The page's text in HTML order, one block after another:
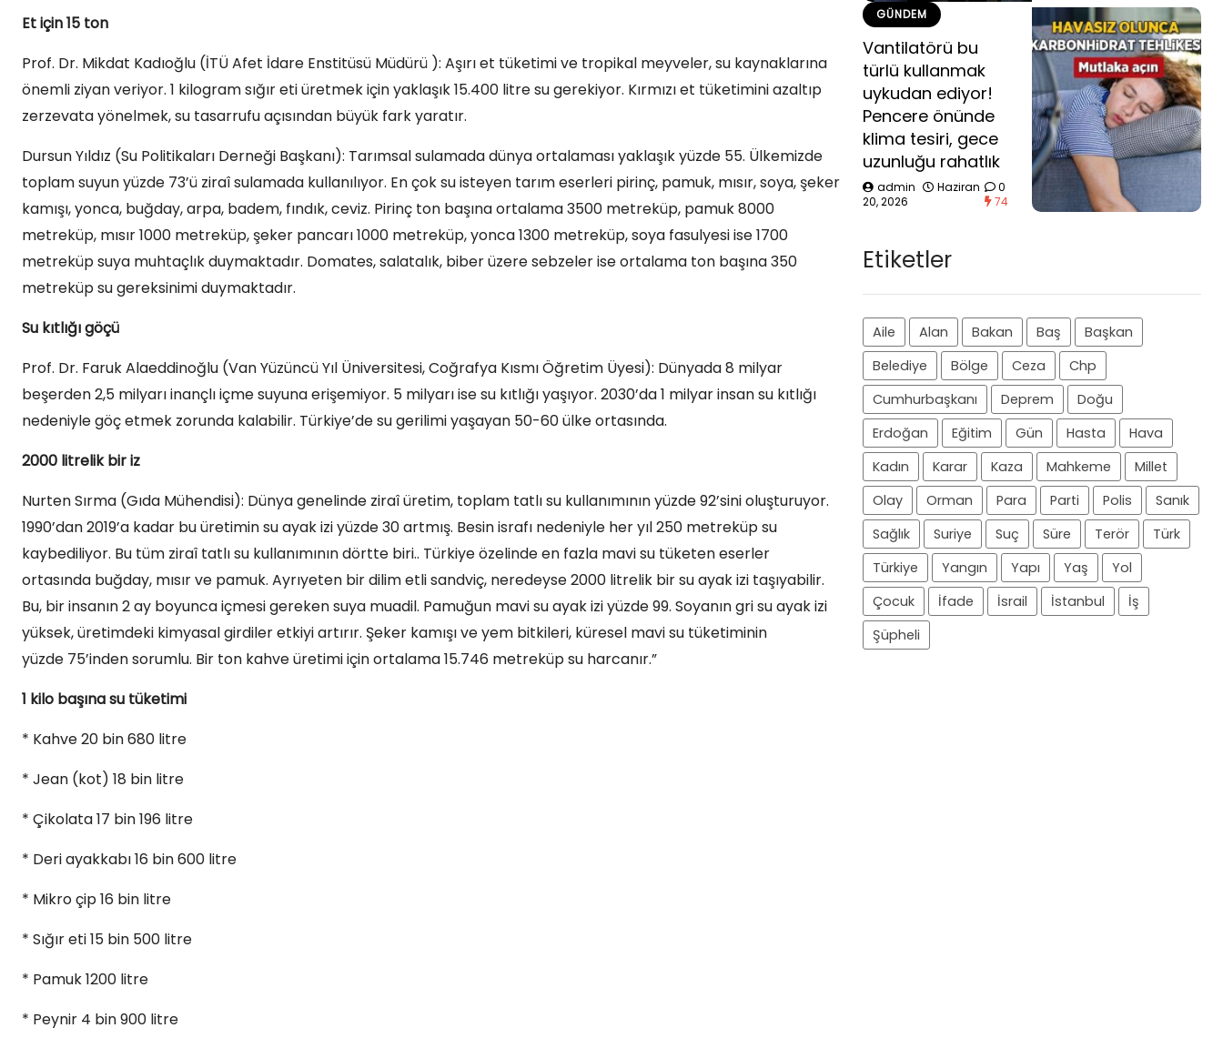
Et için 15 ton
Prof. Dr. Mikdat Kadıoğlu (İTÜ Afet İdare Enstitüsü Müdürü ): Aşırı et tüketimi ve tropikal meyveler, su kaynaklarına
önemli ziyan veriyor. 1 kilogram sığır eti üretmek için yaklaşık 15.400 litre su gerekiyor. Kırmızı et tüketimini azaltıp
zerzevata yönelmek, su tasarrufu açısından büyük fark yaratır.
Dursun Yıldız (Su Politikaları Derneği Başkanı): Tarımsal sulamada dünya ortalaması yaklaşık yüzde 55. Ülkemizde
toplam suyun yüzde 73’ü ziraî sulamada kullanılıyor. En çok su isteyen tarım eserleri pirinç, pamuk, mısır, soya, şeker
kamışı, yonca, buğday, arpa, badem, fındık, ceviz. Pirinç ton başına ortalama 3500 metreküp, pamuk 8000
metreküp, mısır 1000 metreküp, şeker pancarı 1000 metreküp, yonca 1300 metreküp, soya fasulyesi ise 1700
metreküp suya muhtaçlık duymaktadır. Domates, salatalık, biber üzere sebzeler ise ortalama ton başına 350
metreküp su gereksinimi duymaktadır.
Su kıtlığı göçü
Prof. Dr. Faruk Alaeddinoğlu (Van Yüzüncü Yıl Üniversitesi, Coğrafya Kısmı Öğretim Üyesi): Dünyada 8 milyar
beşerden 2,5 milyarı inançlı içme suyuna erişemiyor. 5 milyarı ise su kıtlığı yaşıyor. 2030’da 1 milyar insan su kıtlığı
nedeniyle göç etmek zorunda kalabilir. Türkiye’de su gerilimi yaşayan 50-60 ülke ortasında.
2000 litrelik bir iz
Nurten Sırma (Gıda Mühendisi): Dünya genelinde ziraî üretim, toplam tatlı su kullanımının yüzde 92’sini oluşturuyor.
1990’dan 2019’a kadar bu üretimin su ayak izi yüzde 30 artmış. Besin israfı nedeniyle her yıl 250 metreküp su
kaybediliyor. Bu tüm ziraî tatlı su kullanımının dörtte biri.. Türkiye özelinde en fazla mavi su tüketen eserler
ortasında buğday, mısır ve pamuk. Ayrıyeten bir dilim etli sandviç, neredeyse 2000 litrelik bir su ayak izi taşıyabilir.
Bu, bir insanın 2 ay boyunca içmesi gereken suya muadil. Pamuğun mavi su ayak izi yüzde 99. Soyanın gri su ayak izi
yüksek, üretimdeki kimyasal girdiler etkiyi artırır. Şeker kamışı ve yem bitkileri, küresel mavi su tüketiminin
yüzde 75’inden sorumlu. Bir ton kahve üretimi için ortalama 15.746 metreküp su harcanır.”
1 kilo başına su tüketimi
* Kahve 20 bin 680 litre
* Jean (kot) 18 bin litre
* Çikolata 17 bin 196 litre
* Deri ayakkabı 16 bin 600 litre
* Mikro çip 16 bin litre
* Sığır eti 15 bin 500 litre
* Pamuk 1200 litre
* Peynir 4 bin 900 litre
GÜNDEM
Vantilatörü bu
türlü kullanmak
uykudan ediyor!
Pencere önünde
klima tesiri, gece
uzunluğu rahatlık
admin
Haziran
20, 2026
0
74
Etiketler
Aile Alan Bakan Baş
Başkan
Belediye
Bölge Ceza
Chp
Cumhurbaşkanı
Deprem
Doğu
Erdoğan
Eğitim Gün Hasta
Hava
Kadın
Karar Kaza Mahkeme
Millet
Olay
Orman Para Parti Polis
Sanık
Sağlık
Suriye Suç Süre Terör
Türk
Türkiye
Yangın Yapı Yaş
Yol
Çocuk
İfade İsrail İstanbul
İş
Şüpheli